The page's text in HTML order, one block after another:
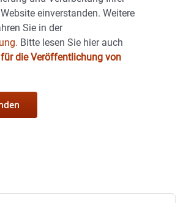
einverstanden. Weitere
Sie in der
Bitte lesen Sie hier auch
die Veröffentlichung von